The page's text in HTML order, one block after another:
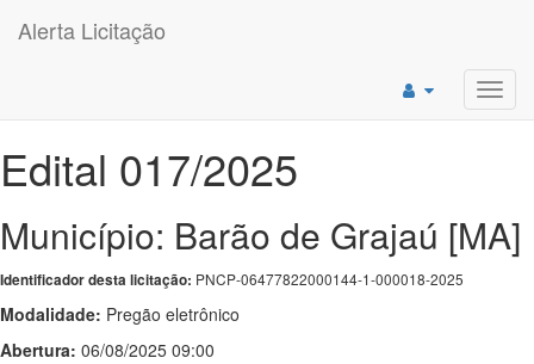
Alerta Licitação
Edital 017/2025
Município: Barão de Grajaú [MA]
Identificador desta licitação: PNCP-06477822000144-1-000018-2025
Modalidade: Pregão eletrônico
Abertura: 06/08/2025 09:00